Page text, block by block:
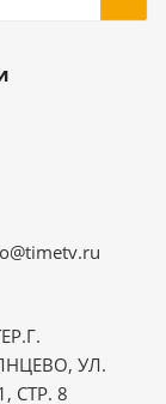
УЛ.
СТР. 8